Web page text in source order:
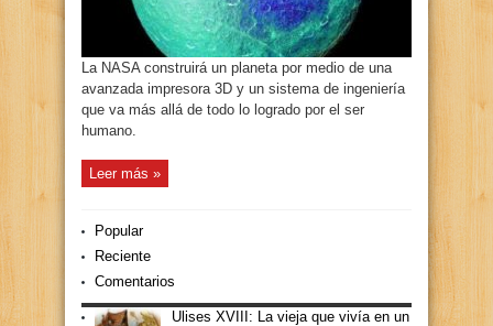
La NASA construirá un planeta por medio de una
avanzada impresora 3D y un sistema de ingeniería
que va más allá de todo lo logrado por el ser
humano.
Leer más »
Popular
Reciente
Comentarios
Ulises XVIII: La vieja que vivía en un